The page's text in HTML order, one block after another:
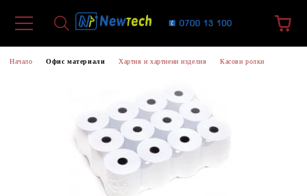
Начало Офис материали Хартия и хартиени изделия Касови ролки